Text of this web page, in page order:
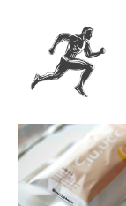
contenu